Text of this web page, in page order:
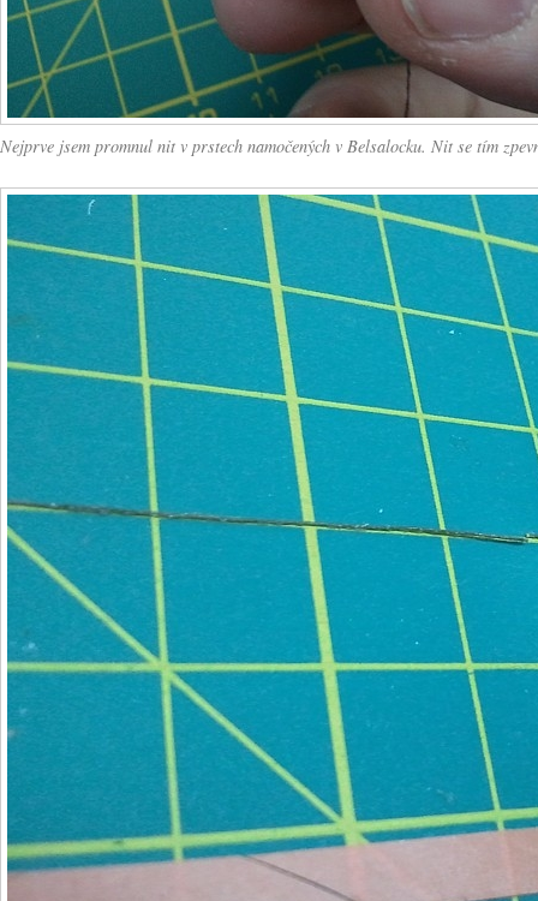
Nejprve jsem promnul nit v prstech namočených v Belsalocku. Nit se tím